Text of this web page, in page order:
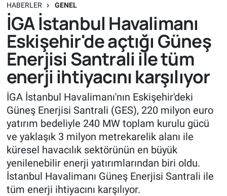
HABERLER GENEL
İGA İstanbul Havalimanı
Eskişehir'de açtığı Güneş
Enerjisi Santrali ile tüm
enerji ihtiyacını karşılıyor
İGA İstanbul Havalimanı'nın Eskişehir'deki
Güneş Enerjisi Santrali (GES), 220 milyon euro
yatırım bedeliyle 240 MW toplam kurulu gücü
ve yaklaşık 3 milyon metrekarelik alanı ile
küresel havacılık sektörünün en büyük
yenilenebilir enerji yatırımlarından biri oldu.
İstanbul Havalimanı Güneş Enerjisi Santrali ile
tüm enerji ihtiyacını karşılıyor.
Süper Lig Puan Durumu ve Fikstür
Tüm Manşetler
Son Dakika Haberleri
Haber Arşivi